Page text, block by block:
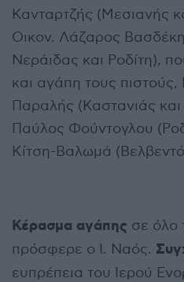
Κανταρτζής (Μεσιανής
Οικον. Λάζαρος
Νεράιδας και Ροδίτη),
και αγάπη τους
Παραλής (Καστανιάς
Παύλος Φούντογλου
Κίτση-Βαλωμά
Κέρασμα αγάπης σε όλο
πρόσφερε ο Ι. Ναός.
ευπρέπεια του Ιερού